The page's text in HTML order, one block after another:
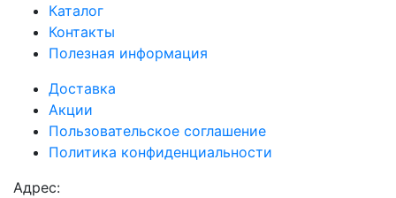
Каталог
Контакты
Полезная информация
Доставка
Акции
Пользовательское соглашение
Политика конфиденциальности
Адрес: